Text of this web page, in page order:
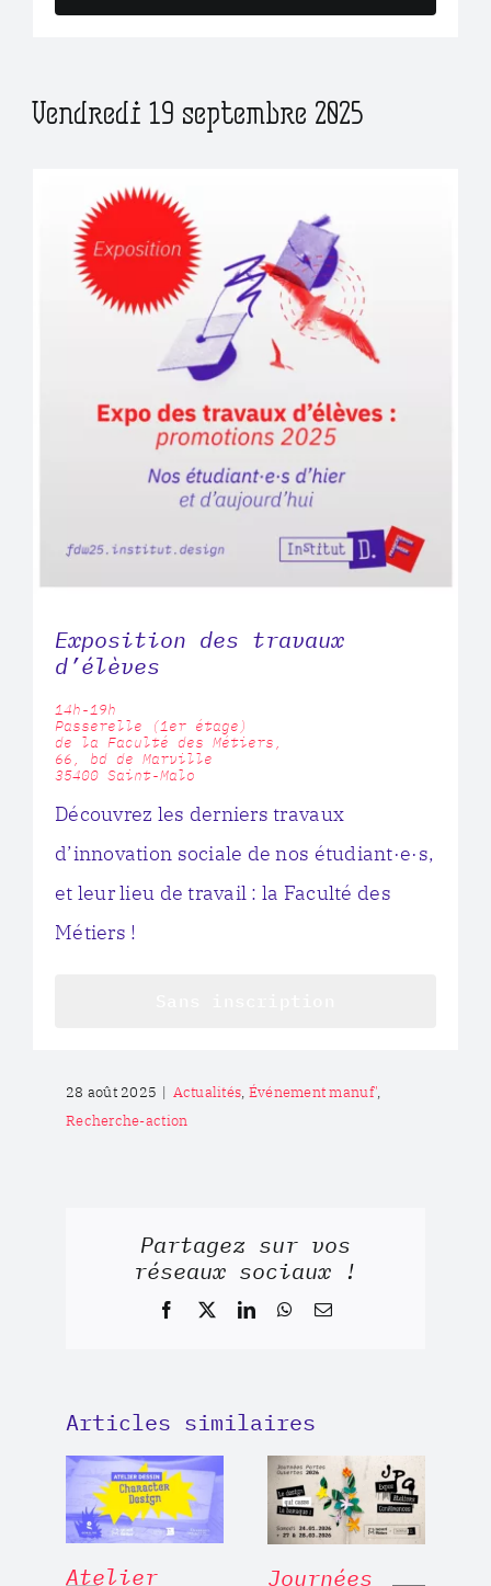
Vendredi 19 septembre 2025
Exposition des travaux
d’élèves
14h-19h
Passerelle (1er étage)
de la Faculté des Métiers,
66, bd de Marville
35400 Saint-Malo
Découvrez les derniers travaux
d’innovation sociale de nos étudiant·e·s,
et leur lieu de travail : la Faculté des
Métiers !
28 août 2025 | Actualités, Événement manuf',
Recherche-action
Partagez sur vos
réseaux sociaux !
Facebook
X LinkedInWhatsApp
Email
Articles similaires
Atelier
Journées